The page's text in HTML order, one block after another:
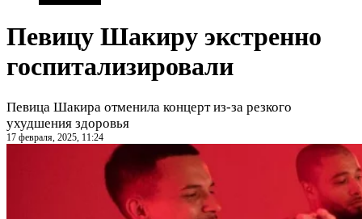
Певицу Шакиру экстренно
госпитализировали
Певица Шакира отменила концерт из-за резкого
ухудшения здоровья
17 февраля, 2025, 11:24